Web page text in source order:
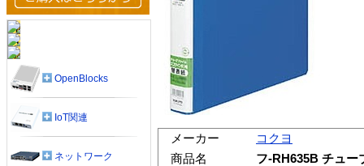
メーカー
コクヨ
商品名
フ-RH635B チュー
OpenBlocks
IoT関連
ネットワーク